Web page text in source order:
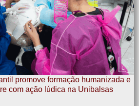
promove formação humanizada e
com ação lúdica na Unibalsas